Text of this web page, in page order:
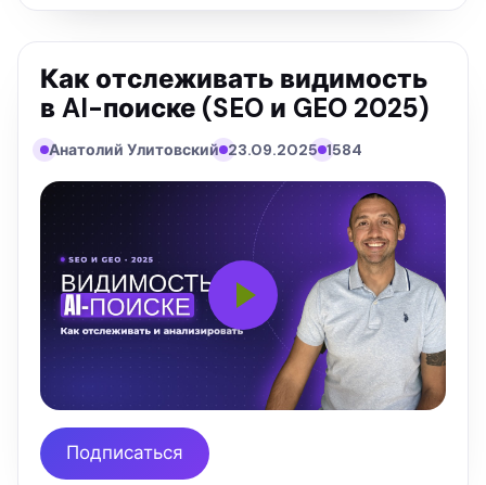
Как отслеживать видимость
в AI-поиске (SEO и GEO 2025)
Анатолий Улитовский 23.09.2025 1584
Подписаться